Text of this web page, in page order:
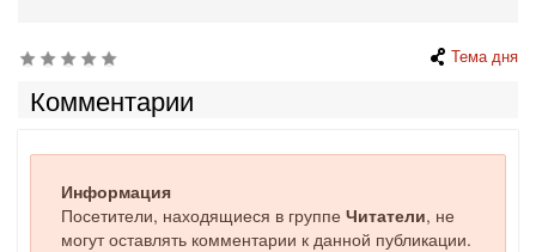
Тема дня
Комментарии
Информация
Посетители, находящиеся в группе Читатели, не
могут оставлять комментарии к данной публикации.